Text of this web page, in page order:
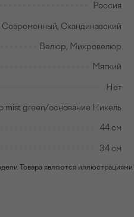
Россия
Скандинавский
Велюр, Микровелюр
Мягкий
Нет
mist green/основание Никель
44 см
34 см
Товара являются иллюстрациями